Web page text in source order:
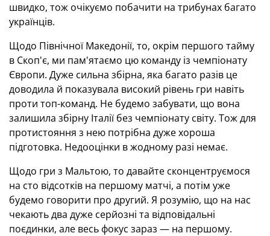
швидко, тож очікуємо побачити на трибунах багато
українців.
Щодо Північної Македонії, то, окрім першого тайму
в Скоп'є, ми пам'ятаємо цю команду із чемпіонату
Європи. Дуже сильна збірна, яка багато разів це
доводила й показувала високий рівень гри навіть
проти топ-команд. Не будемо забувати, що вона
залишила збірну Італії без чемпіонату світу. Тож для
протистояння з нею потрібна дуже хороша
підготовка. Недооцінки в жодному разі немає.
Щодо гри з Мальтою, то давайте сконцентруємося
на сто відсотків на першому матчі, а потім уже
будемо говорити про другий. Я розумію, що на нас
чекають два дуже серйозні та відповідальні
поєдинки, але весь фокус зараз — на першому.